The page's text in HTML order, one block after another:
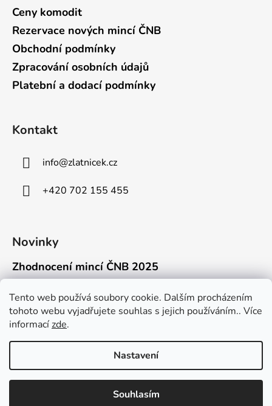
Tento web používá soubory cookie. Dalším procházením
tohoto webu vyjadřujete souhlas s jejich používáním.. Více
informacízde.
Nastavení
Souhlasím
Ceny komodit
Rezervace nových mincí ČNB
Obchodní podmínky
Zpracování osobních údajů
Platební a dodací podmínky
Kontakt
info@zlatnicek.cz
+420 702 155 455
Novinky
Zhodnocení mincí ČNB 2025
Připravili jsme pro vás jednoduchý a př...
Mýty o přepravě zlatých mincí mimo EU
Kdo někdy držel v ruce zlatou minci Wie...
Vytvořil Shoptet